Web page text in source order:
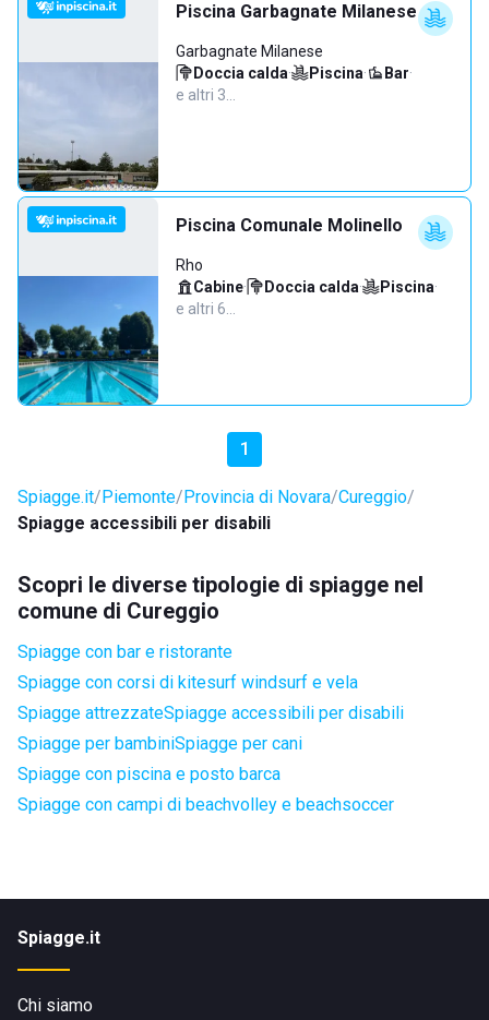
Piscina Garbagnate Milanese
Garbagnate Milanese
Doccia calda· Piscina· Bar·
e altri 3…
Piscina Comunale Molinello
Rho
Cabine· Doccia calda· Piscina·
e altri 6…
1
Spiagge.it Piemonte Provincia di Novara Cureggio
Spiagge accessibili per disabili
Scopri le diverse tipologie di spiagge nel
comune di Cureggio
Spiagge con bar e ristorante
Spiagge con corsi di kitesurf windsurf e vela
Spiagge attrezzateSpiagge accessibili per disabili
Spiagge per bambiniSpiagge per cani
Spiagge con piscina e posto barca
Spiagge con campi di beachvolley e beachsoccer
Spiagge.it
Chi siamo